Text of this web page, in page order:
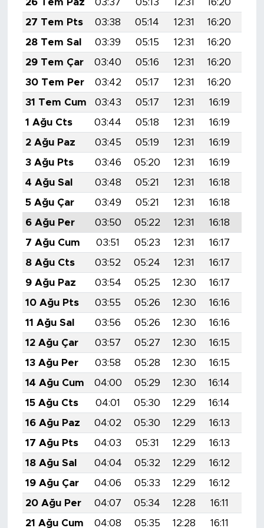
27 Tem Pts
03:38 05:14 12:31 16:20
28 Tem Sal
03:39 05:15 12:31 16:20
29 Tem Çar
03:40 05:16 12:31 16:20
30 Tem Per
03:42 05:17 12:31 16:20
31 Tem Cum
03:43 05:17 12:31 16:19
1 Ağu Cts
03:44 05:18 12:31 16:19
2 Ağu Paz
03:45 05:19 12:31 16:19
3 Ağu Pts
03:46 05:20 12:31 16:19
4 Ağu Sal
03:48 05:21 12:31 16:18
5 Ağu Çar
03:49 05:21 12:31 16:18
6 Ağu Per
03:50 05:22 12:31 16:18
7 Ağu Cum
03:51 05:23 12:31 16:17
8 Ağu Cts
03:52 05:24 12:31 16:17
9 Ağu Paz
03:54 05:25 12:30 16:17
10 Ağu Pts
03:55 05:26 12:30 16:16
11 Ağu Sal
03:56 05:26 12:30 16:16
12 Ağu Çar
03:57 05:27 12:30 16:15
13 Ağu Per
03:58 05:28 12:30 16:15
14 Ağu Cum
04:00 05:29 12:30 16:14
15 Ağu Cts
04:01 05:30 12:29 16:14
16 Ağu Paz
04:02 05:30 12:29 16:13
17 Ağu Pts
04:03 05:31 12:29 16:13
18 Ağu Sal
04:04 05:32 12:29 16:12
19 Ağu Çar
04:06 05:33 12:29 16:12
20 Ağu Per
04:07 05:34 12:28 16:11
21 Ağu Cum
04:08 05:35 12:28 16:11
MEDYA KÖŞESİ
FOTO GALERİ
VİDEOLAR
ALINTI YAZARLAR
SOSYAL MEDYA